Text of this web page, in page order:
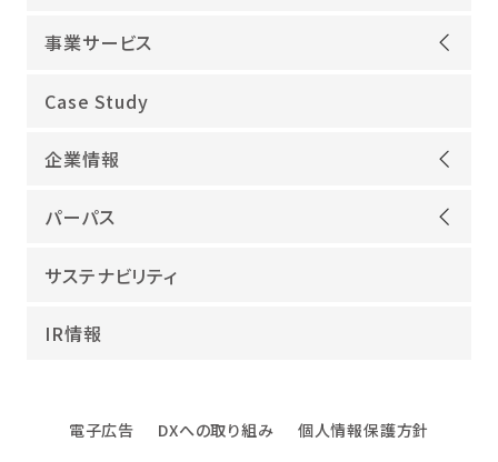
事業サービス
オープンアップグループが選ばれる理由
ITインフラ
IT開発
海外領域
教育・人材紹介
Case Study
企業情報
ごあいさつ
沿革
役員紹介
パーパス
当社グループのパーパス
幸せな仕事総合研究所
エンジニアインタビュー
サステナビリティ
IR情報
電子広告 DXへの取り組み
個人情報保護方針